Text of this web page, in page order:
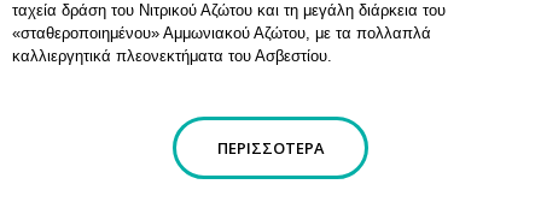
ταχεία δράση του Νιτρικού Αζώτου και τη μεγάλη διάρκεια του
«σταθεροποιημένου» Αμμωνιακού Αζώτου, με τα πολλαπλά
καλλιεργητικά πλεονεκτήματα του Ασβεστίου.
ΠΕΡΙΣΣΌΤΕΡΑ